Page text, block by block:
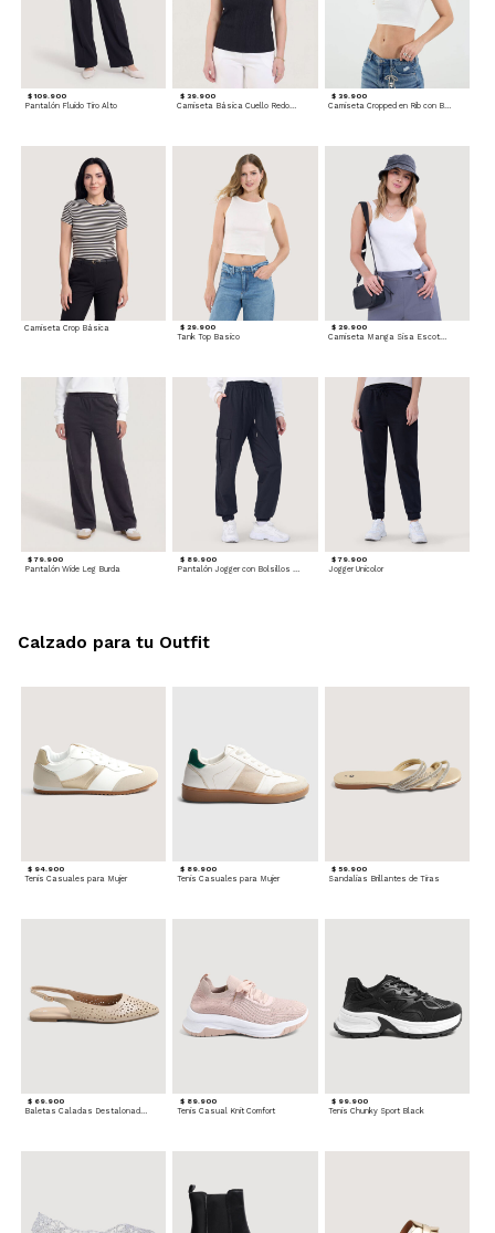
$ 109.900
Pantalón Fluido Tiro Alto
$ 39.900
Camiseta Básica Cuello Redondo
$ 39.900
Camiseta Crop Básica $ 29.900
Tank Top Basico
$ 29.900
Camiseta Manga Sisa Escotada
$ 79.900
Pantalón Wide Leg Burda
$ 89.900
Pantalón Jogger con Bolsillos Cargo
$ 79.900
Jogger Unicolor
$ 94.900
Tenis Casuales para Mujer
$ 89.900
Tenis Casuales para Mujer
$ 59.900
Sandalias Brillantes de Tiras
$ 69.900
Baletas Caladas Destalonadas
$ 89.900
Tenis Casual Knit Comfort
$ 99.900
Tenis Chunky Sport Black
Calzado para tu Outfit